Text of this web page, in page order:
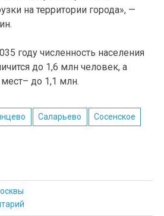
на территории города», —
году численность населения
до 1,6 млн человек, а
до 1,1 млн.
Саларьево Сосенское